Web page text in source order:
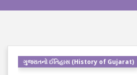
ગુજરાતનો ઈતિહાસ (History of Gujarat)